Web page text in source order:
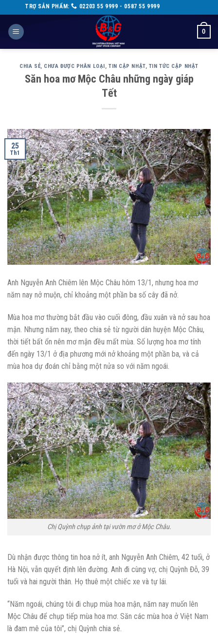
to
content
PHẨM: 02203 55 9999 - 0587 55 9999
0
CHIA SẺ, CHƯA ĐƯỢC PHÂN LOẠI, TIN CẬP NHẬT, TIN TỨC CẬP NHẬT
Săn hoa mơ Mộc Châu những ngày giáp
Tết
25
Th1
Anh Nguyễn Anh Chiêm lên Mộc Châu hôm 13/1, nhưng hoa mơ
năm nay nở muộn, chỉ khoảng một phần ba số cây đã nở.
Mùa hoa mơ thường bắt đầu vào cuối đông, đầu xuân và nở sau hoa
mận. Nhưng năm nay, theo chia sẻ từ người dân huyện Mộc Châu,
thời tiết bất ổn nên mơ mận đều mất mùa. Số lượng hoa mơ tính
đến ngày 13/1 ở địa phương mới nở khoảng một phần ba, và cả
mùa hoa dự đoán chỉ bằng một nửa so với năm ngoái.
Chị Quỳnh chụp ảnh tại vườn mơ ở Mộc Châu.
Dù nhận được thông tin hoa nở ít, anh Nguyễn Anh Chiêm, 42 tuổi, ở
Hà Nội, vẫn quyết định lên đường. Anh đi cùng vợ, chị Quỳnh Đỗ, 39
tuổi và hai người thân. Họ thuê một chiếc xe và tự lái.
“Năm ngoái, chúng tôi đi chụp mùa hoa mận, năm nay muốn lên
Mộc Châu để chụp tiếp mùa hoa mơ. Săn các mùa hoa ở Việt Nam
là đam mê của tôi”, chị Quỳnh chia sẻ.